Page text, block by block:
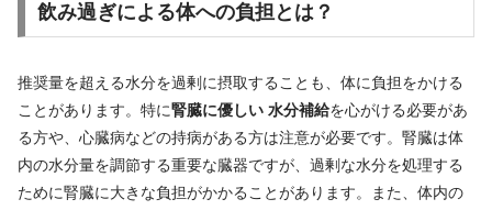
飲み過ぎによる体への負担とは？
推奨量を超える水分を過剰に摂取することも、体に負担をかける
ことがあります。特に腎臓に優しい 水分補給を心がける必要があ
る方や、心臓病などの持病がある方は注意が必要です。腎臓は体
内の水分量を調節する重要な臓器ですが、過剰な水分を処理する
ために腎臓に大きな負担がかかることがあります。また、体内の